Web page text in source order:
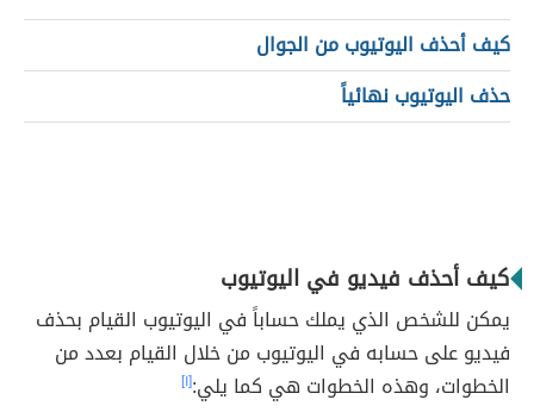
كيف أحذف اليوتيوب من الجوال
حذف اليوتيوب نهائياً
كيف أحذف فيديو في اليوتيوب
يمكن للشخص الذي يملك حساباً في اليوتيوب القيام بحذف
فيديو على حسابه في اليوتيوب من خلال القيام بعدد من
الخطوات، وهذه الخطوات هي كما يلي:[١]